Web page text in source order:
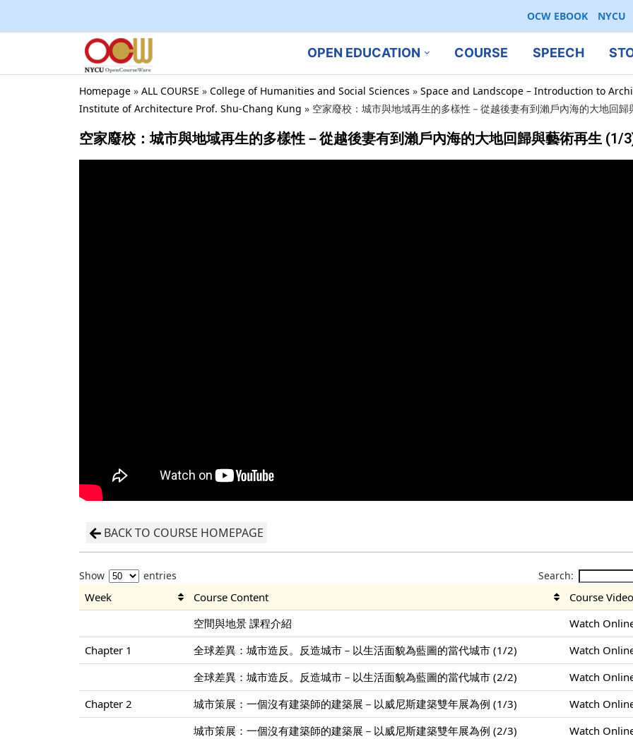
OCW EBOOK NYCU
OPEN EDUCATION COURSE SPEECH
Homepage » ALL COURSE » College of Humanities and Social Sciences » Space and Landscope – Introduction to
Institute of Architecture Prof. Shu-Chang Kung » 空家廢校：城市與地域再生的多樣性－從越後妻有到瀨戶內海的大地回歸
空家廢校：城市與地域再生的多樣性－從越後妻有到瀨戶內海的大地回歸與藝術再生 (1/
BACK TO COURSE HOMEPAGE
Show entries Search:
Week Course Content
Course Video
空間與地景 課程介紹
Watch
Chapter 1
全球差異：城市造反。反造城市－以生活面貌為藍圖的當代城市 (1/2)
Watch
全球差異：城市造反。反造城市－以生活面貌為藍圖的當代城市 (2/2)
Watch
Chapter 2
城市策展：一個沒有建築師的建築展－以威尼斯建築雙年展為例 (1/3)
Watch
城市策展：一個沒有建築師的建築展－以威尼斯建築雙年展為例 (2/3)
Watch